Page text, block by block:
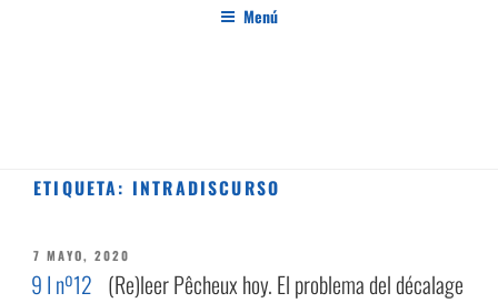
Menú
ETIQUETA: INTRADISCURSO
PUBLICADO
EL
7 MAYO, 2020
9 I nº12 (Re)leer Pêcheux hoy. El problema del décalage